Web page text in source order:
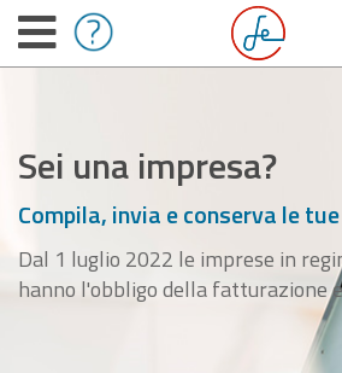
Sei una impresa?
Compila, invia e conserva le
Dal 1 luglio 2022 le imprese in
hanno l'obbligo della fatturazione